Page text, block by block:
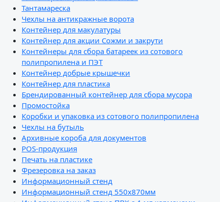
Тантамареска
Чехлы на антикражные ворота
Контейнер для макулатуры
Контейнер для акции Сожми и закрути
Контейнеры для сбора батареек из сотового
полипропилена и ПЭТ
Контейнер добрые крышечки
Контейнер для пластика
Брендированный контейнер для сбора мусора
Промостойка
Коробки и упаковка из сотового полипропилена
Чехлы на бутыль
Архивные короба для документов
POS-продукция
Печать на пластике
Фрезеровка на заказ
Информационный стенд
Информационный стенд 550х870мм